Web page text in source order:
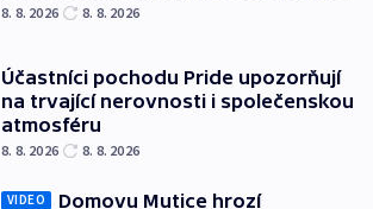
8. 8. 2026 8. 8. 2026
Účastníci pochodu Pride upozorňují
na trvající nerovnosti i společenskou
atmosféru
8. 8. 2026 8. 8. 2026
VIDEO
Domovu Mutice hrozí